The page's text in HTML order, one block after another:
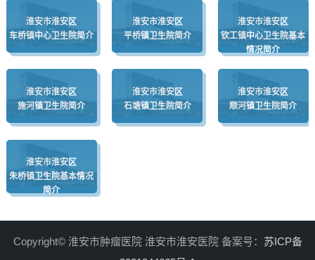
淮安市淮安区
车桥镇中心卫生院简介
淮安市淮安区
平桥镇卫生院简介
淮安市淮安区
钦工镇中心卫生院基本
情况简介
淮安市淮安区
施河镇卫生院简介
淮安市淮安区
石塘镇卫生院简介
淮安市淮安区
顺河镇卫生院简介
淮安市淮安区
朱桥镇卫生院基本情况
简介
Copyright© 淮安市肿瘤医院 淮安市淮安医院 备案号： 苏ICP备